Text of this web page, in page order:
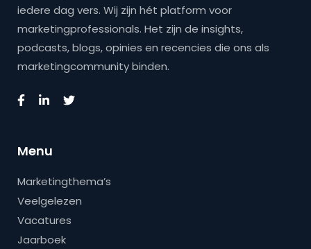
iedere dag vers. Wij zijn hét platform voor
marketingprofessionals. Het zijn de insights,
podcasts, blogs, opinies en recencies die ons als
marketingcommunity binden.
Menu
Marketingthema’s
Veelgelezen
Vacatures
Jaarboek